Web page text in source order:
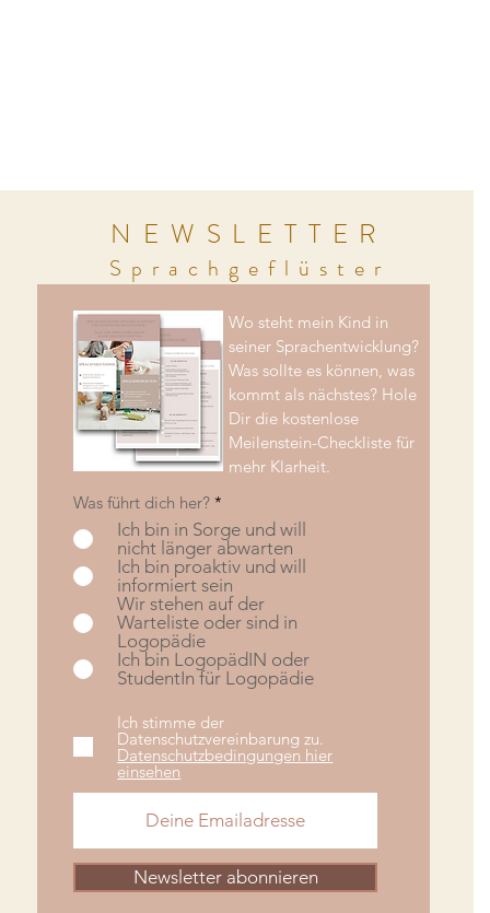
NEWSLETTER
Sprachgeflüster
Was führt dich her? *
Ich bin in Sorge und will
nicht länger abwarten
Ich bin proaktiv und will
informiert sein
Wir stehen auf der
Warteliste oder sind in
Logopädie
Ich bin LogopädIN oder
StudentIn für Logopädie
Wo steht mein Kind in
seiner Sprachentwicklung?
Was sollte es können, was
kommt als nächstes? Hole
Dir die kostenlose
Meilenstein-Checkliste für
mehr Klarheit.
Ich stimme der
Datenschutzvereinbarung zu.
Datenschutzbedingungen hier
einsehen
Newsletter abonnieren